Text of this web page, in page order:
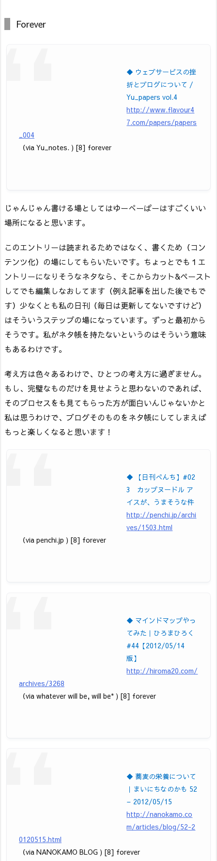
Forever
◆ ウェブサービスの挫
折とブログについて /
Yu_papers vol.4
http://www.flavour4
7.com/papers/papers
_004
（via Yu_notes. ) [8] forever
じゃんじゃん書ける場としてはゆーぺーぱーはすごくいい
場所になると思います。
このエントリーは読まれるためではなく、書くため（コン
テンツ化）の場にしてもらいたいです。ちょっとでも１エ
ントリーになりそうなネタなら、そこからカット&ペースト
してでも編集しなおしてます（例え記事を出した後でもで
す）少なくとも私の日刊（毎日は更新してないですけど）
はそういうステップの場になっています。ずっと最初から
そうです。私がネタ帳を持たないというのはそういう意味
もあるわけです。
考え方は色々あるわけで、ひとつの考え方に過ぎません。
もし、完璧なものだけを見せようと思わないのであれば、
そのプロセスをも見てもらった方が面白いんじゃないかと
私は思うわけで、ブログそのものをネタ帳にしてしまえば
もっと楽しくなると思います！
◆ 【日刊ぺんち】#02
3 カップヌードル ア
イスが、うまそうな件
http://penchi.jp/archi
ves/1503.html
（via penchi.jp ) [8] forever
◆ マインドマップやっ
てみた｜ひろまひろく
#44【2012/05/14
版】
http://hiroma20.com/
archives/3268
（via whatever will be, will be* ) [8] forever
◆ 蕎麦の栄養について
｜まいにちなのかも 52
– 2012/05/15
http://nanokamo.co
m/articles/blog/52-2
0120515.html
（via NANOKAMO BLOG ) [8] forever